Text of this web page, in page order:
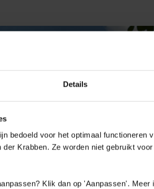
Details
bedoeld voor het optimaal functioneren
Krabben. Ze worden niet gebruikt
Klik dan op 'Aanpassen'. Meer